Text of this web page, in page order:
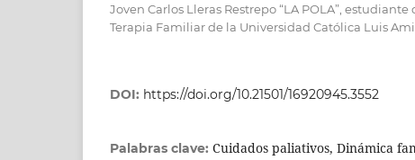
Joven Carlos Lleras Restrepo “LA POLA”,
Terapia Familiar de la Universidad Católica Luis
DOI: https://doi.org/10.21501/16920945.3552
Palabras clave: Cuidados paliativos, Dinámica